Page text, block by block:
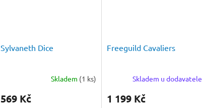
Sylvaneth Dice
Skladem (1 ks)
569 Kč
Freeguild Cavaliers
Skladem u dodavatele
1 199 Kč